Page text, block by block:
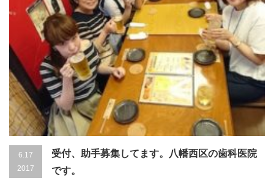
6.17
2017
受付、助手募集してます。八幡西区の歯科医院
です。